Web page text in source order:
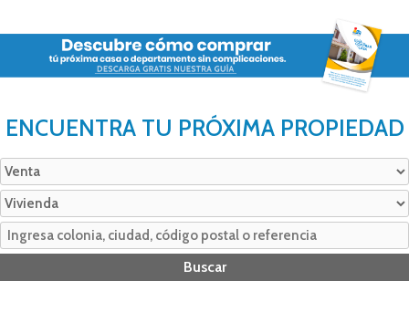
ENCUENTRA TU PRÓXIMA PROPIEDAD